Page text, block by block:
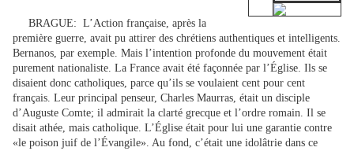
BRAGUE: L’Action française, après la
première guerre, avait pu attirer des chrétiens authentiques et intelligents.
Bernanos, par exemple. Mais l’intention profonde du mouvement était
purement nationaliste. La France avait été façonnée par l’Église. Ils se
disaient donc catholiques, parce qu’ils se voulaient cent pour cent
français. Leur principal penseur, Charles Maurras, était un disciple
d’Auguste Comte; il admirait la clarté grecque et l’ordre romain. Il se
disait athée, mais catholique. L’Église était pour lui une garantie contre
«le poison juif de l’Évangile». Au fond, c’était une idolâtrie dans ce